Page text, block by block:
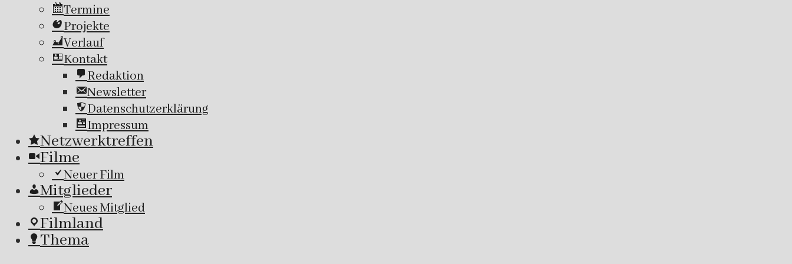
Termine
Projekte
Verlauf
Kontakt
Redaktion
Newsletter
Datenschutzerklärung
Impressum
Netzwerktreffen
Filme
Neuer Film
Mitglieder
Neues Mitglied
Filmland
Thema